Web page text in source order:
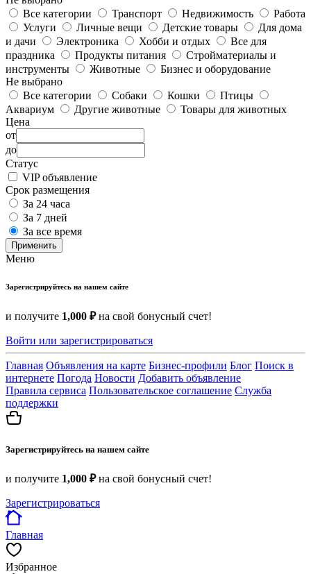
Все категории
Транспорт Недвижимость
Работа
Услуги
Личные вещи Детские товары
Для дома
и дачи
Электроника Хобби и отдых
Все для
праздника
Продукты питания
Стройматериалы и
инструменты
Животные
Бизнес и оборудование
Не выбрано
Все категории
Собаки Кошки
Птицы
Аквариум
Другие животные
Товары для животных
Цена
от
до
Статус
VIP объявление
Срок размещения
За 24 часа
За 7 дней
За все время
Применить
Меню
Зарегистрируйтесь на нашем сайте
и получите 1,000 ₽на свой бонусный счет!
Войти или зарегистрироваться
Главная Объявления на карте Бизнес-профили Блог Поиск в
интернете Погода Новости Добавить объявление
Правила сервиса Пользовательское соглашение Служба
поддержки
Зарегистрируйтесь на нашем сайте
и получите 1,000 ₽на свой бонусный счет!
Зарегистрироваться
Главная
Избранное